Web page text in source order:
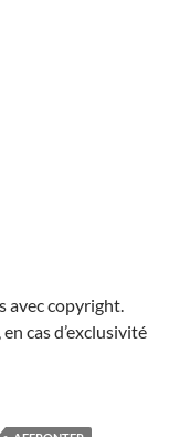
avec copyright.
cas d’exclusivité